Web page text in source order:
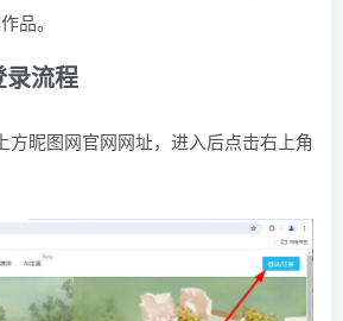
品。
录流程
方昵图网官网网址，进入后点击右上角